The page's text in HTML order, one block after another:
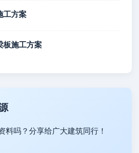
工方案
板施工方案
料吗？分享给广大建筑同行！